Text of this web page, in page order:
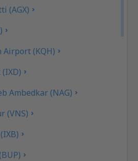
(AGX)
Airport (KQH)
Ambedkar (NAG)
(VNS)